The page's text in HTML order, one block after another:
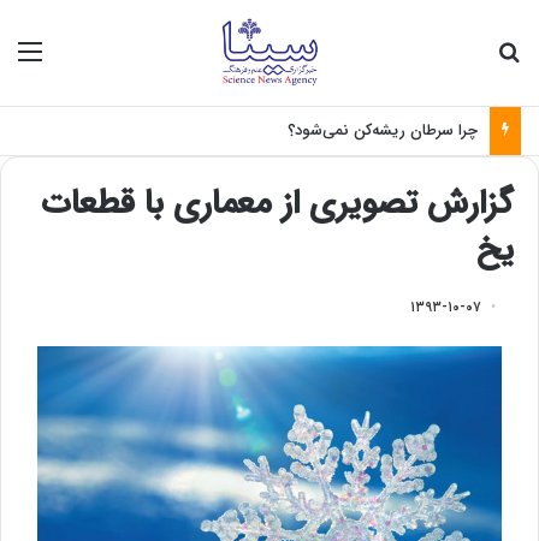
چرا سرطان ریشه‌کن نمی‌شود؟
گزارش تصویری از معماری با قطعات
یخ
۱۳۹۳-۱۰-۰۷